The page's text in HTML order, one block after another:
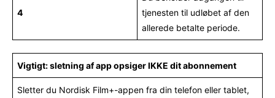
4
tjenesten til udløbet af den
allerede betalte periode.
Vigtigt: sletning af app opsiger IKKE dit abonnement
Sletter du Nordisk Film+-appen fra din telefon eller tablet,